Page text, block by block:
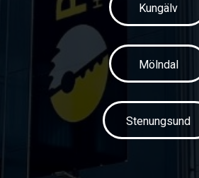
Kungälv
Mölndal
Stenungsund